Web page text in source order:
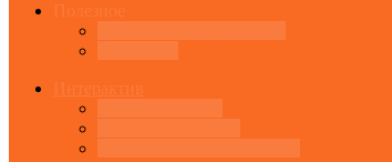
Полезное
Интерактив